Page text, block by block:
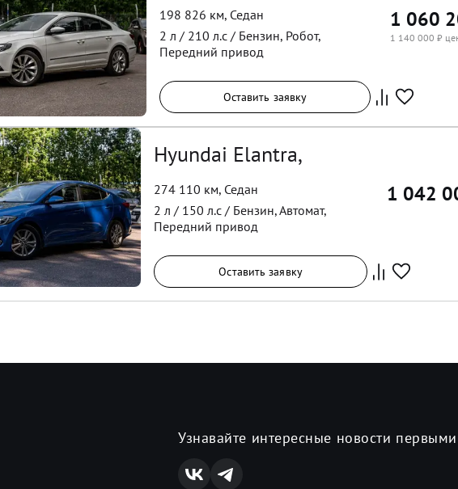
198 826 км, Седан
2 л / 210 л.с / Бензин, Робот,
Передний привод
1 060
1 140 000 ₽
Оставить заявку
Hyundai Elantra,
274 110 км, Седан
2 л / 150 л.с / Бензин,Автомат,
Передний привод
1 042
Оставить заявку
Узнавайте интересные новости первыми